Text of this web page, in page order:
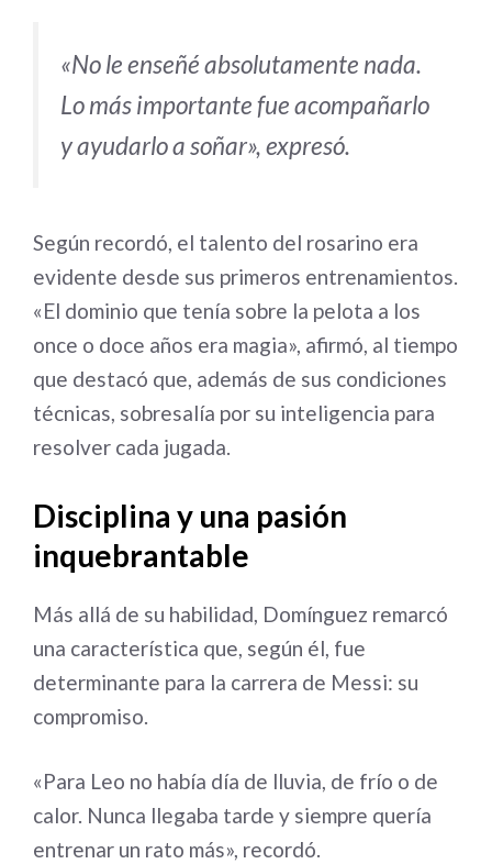
«No le enseñé absolutamente nada.
Lo más importante fue acompañarlo
y ayudarlo a soñar», expresó.
Según recordó, el talento del rosarino era
evidente desde sus primeros entrenamientos.
«El dominio que tenía sobre la pelota a los
once o doce años era magia», afirmó, al tiempo
que destacó que, además de sus condiciones
técnicas, sobresalía por su inteligencia para
resolver cada jugada.
Disciplina y una pasión
inquebrantable
Más allá de su habilidad, Domínguez remarcó
una característica que, según él, fue
determinante para la carrera de Messi: su
compromiso.
«Para Leo no había día de lluvia, de frío o de
calor. Nunca llegaba tarde y siempre quería
entrenar un rato más», recordó.